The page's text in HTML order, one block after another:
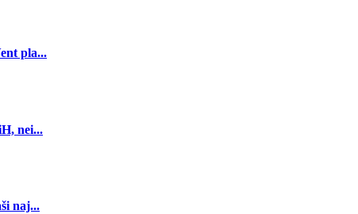
pla...
nei...
naj...